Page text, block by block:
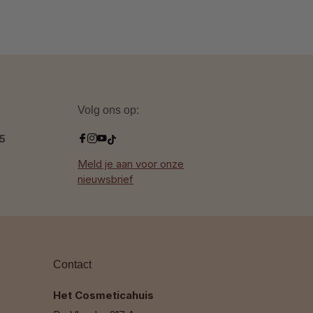
Volg ons op:
Meld je aan voor onze
nieuwsbrief
Contact
Het Cosmeticahuis